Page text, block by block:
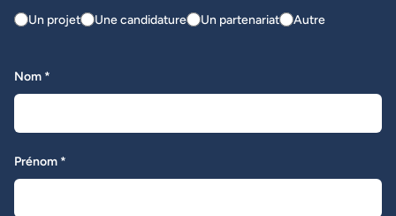
Un projet Une candidature Un partenariat Autre
Nom *
Prénom *